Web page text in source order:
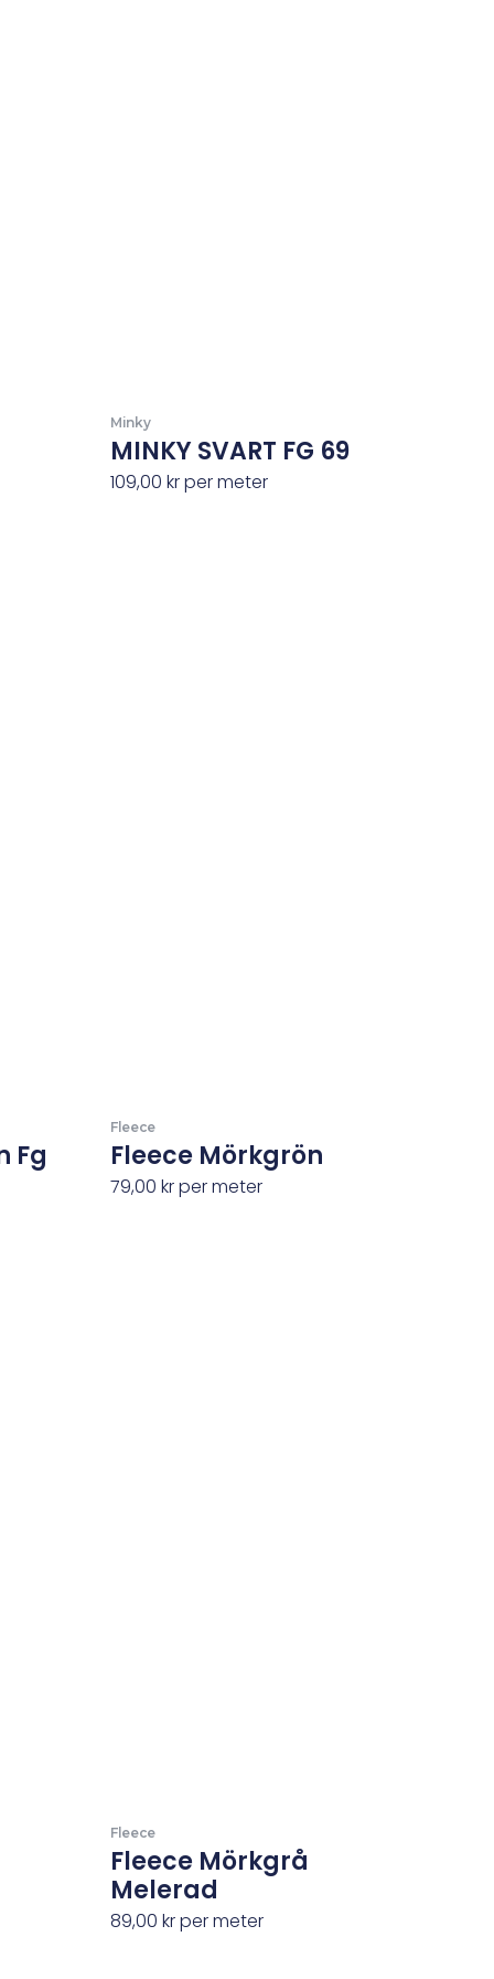
Minky
MINKY SVART FG 69
109,00krper meter
Fg
Fleece
Fleece Mörkgrön
79,00krper meter
Fleece
Fleece Mörkgrå
Melerad
89,00krper meter